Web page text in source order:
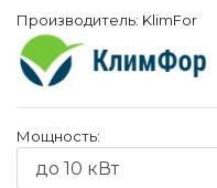
Производитель: KlimFor
Мощность: